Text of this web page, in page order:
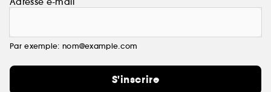
Par exemple: nom@example.com
S'inscrire